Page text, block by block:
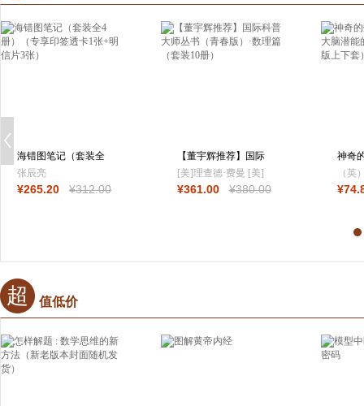
海错图笔记（套装全
4册）（专享印
张辰亮
¥265.20 ¥312.00
【董宇辉推荐】国际
科普大师丛书（
[美]理查德·费曼 [美]
尼尔·德格拉斯·泰森
¥361.00 ¥380.00
神奇
开发
（英
维奇
¥74
超 值低价